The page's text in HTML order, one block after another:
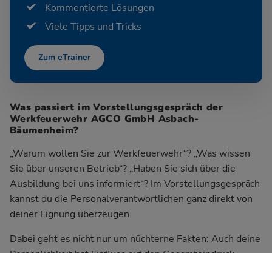
Kommentierte Lösungen
Viele Tipps und Tricks
Zum eTrainer
Was passiert im Vorstellungsgespräch der
Werkfeuerwehr AGCO GmbH Asbach-
Bäumenheim?
„Warum wollen Sie zur Werkfeuerwehr“? „Was wissen
Sie über unseren Betrieb“? „Haben Sie sich über die
Ausbildung bei uns informiert“? Im Vorstellungsgespräch
kannst du die Personalverantwortlichen ganz direkt von
deiner Eignung überzeugen.
Dabei geht es nicht nur um nüchterne Fakten: Auch deine